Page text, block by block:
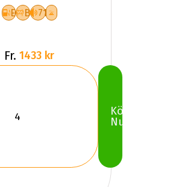
E B 71
Fr. 1433 kr
Köp
Nu